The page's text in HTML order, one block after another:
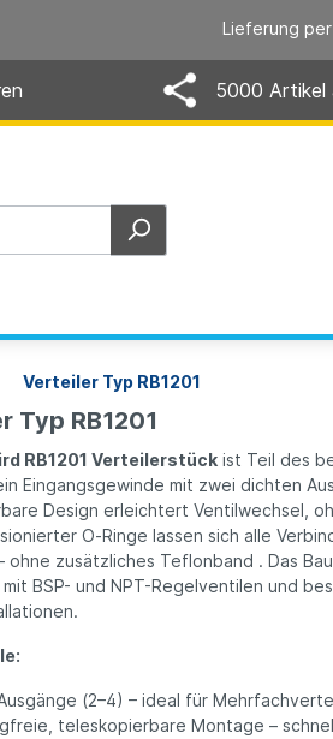
Lieferung per
5000 Artikel
Verteiler Typ RB1201
Typ RB1201
RB1201 Verteilerstück ist Teil des
Eingangsgewinde mit zwei dichten
Design erleichtert Ventilwechsel,
O‑Ringe lassen sich alle
ohne zusätzliches Teflonband . Das
BSP- und NPT-Regelventilen und
(2–4) – ideal für
teleskopierbare Montage –